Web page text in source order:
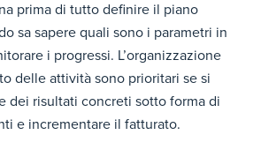
prima di tutto definire il piano
sa sapere quali sono i parametri in
i progressi. L’organizzazione
delle attività sono prioritari se si
dei risultati concreti sotto forma di
e incrementare il fatturato.